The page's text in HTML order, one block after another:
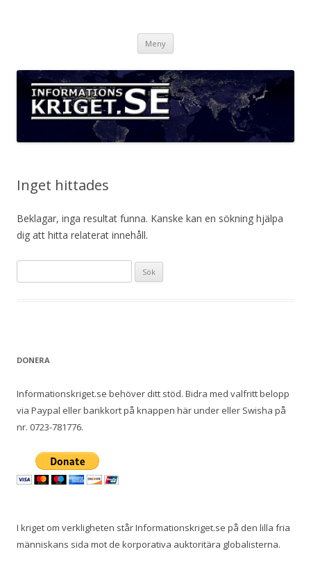
Meny
Inget hittades
Beklagar, inga resultat funna. Kanske kan en sökning hjälpa
dig att hitta relaterat innehåll.
efter:
DONERA
Informationskriget.se behöver ditt stöd. Bidra med valfritt belopp
via Paypal eller bankkort på knappen här under eller Swisha på
nr. 0723-781776.
I kriget om verkligheten står Informationskriget.se på den lilla fria
människans sida mot de korporativa auktoritära globalisterna.